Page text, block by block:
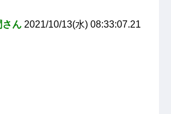
さん 2021/10/13(水) 08:33:07.21